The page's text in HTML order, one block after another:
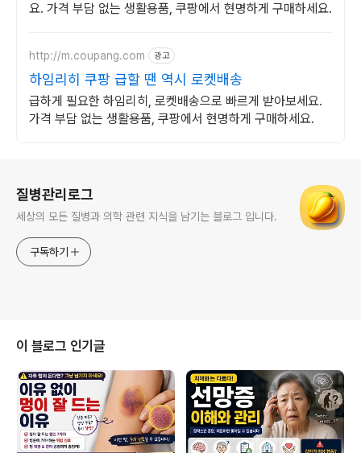
요. 가격 부담 없는 생활용품, 쿠팡에서 현명하게 구매하세요.
http://m.coupang.com 광고
하임리히 쿠팡 급할 땐 역시 로켓배송
급하게 필요한 하임리히, 로켓배송으로 빠르게 받아보세요.
가격 부담 없는 생활용품, 쿠팡에서 현명하게 구매하세요.
질병관리로그
세상의 모든 질병과 의학 관련 지식을 남기는 블로그 입니다.
구독하기
이 블로그 인기글